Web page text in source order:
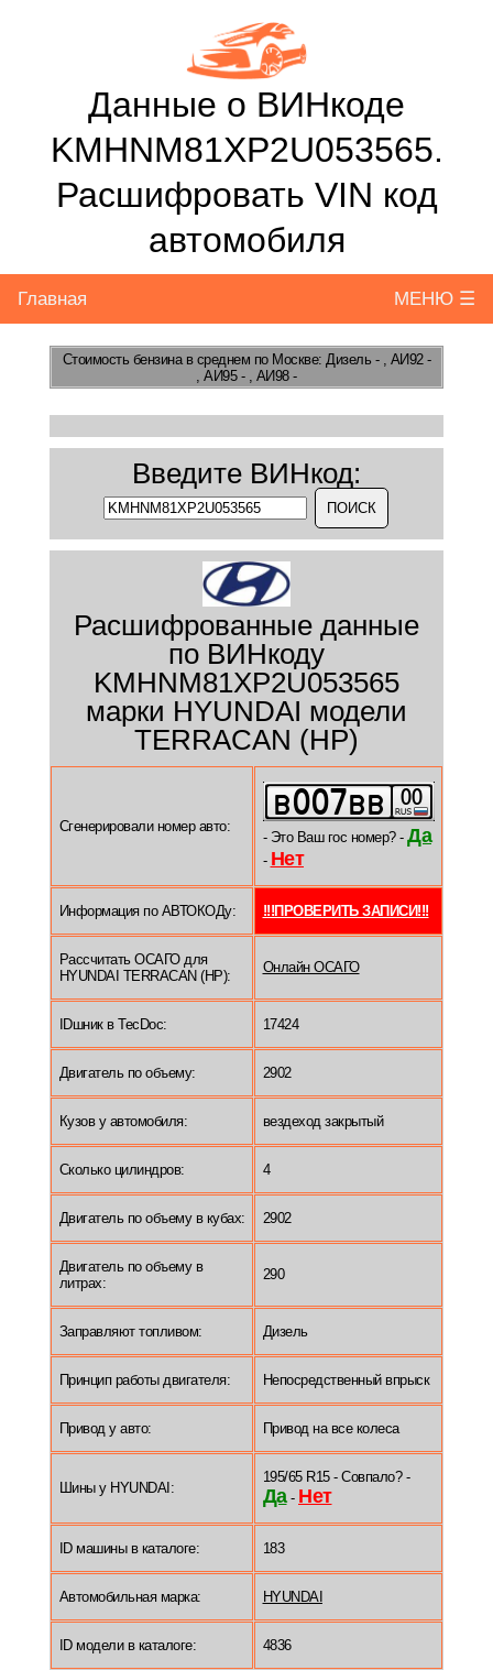
Данные о ВИНкоде
KMHNM81XP2U053565.
Расшифровать VIN код
автомобиля
Главная МЕНЮ ☰
Стоимость бензинав среднем по Москве: Дизель - , АИ92 -
, АИ95 - , АИ98 -
Введите ВИНкод:
Расшифрованные данные
по ВИНкоду
KMHNM81XP2U053565
марки HYUNDAI модели
TERRACAN (HP)
Сгенерировали номер авто:
- Это Ваш гос номер? - Да
- Нет
Информация по АВТОКОДу: !!!ПРОВЕРИТЬ ЗАПИСИ!!!
Рассчитать ОСАГО для
HYUNDAI TERRACAN (HP):
Онлайн ОСАГО
IDшник в TecDoc: 17424
Двигатель по объему: 2902
Кузов у автомобиля: вездеход закрытый
Сколько цилиндров: 4
Двигатель по объему в кубах: 2902
Двигатель по объему в
литрах:
290
Заправляют топливом: Дизель
Принцип работы двигателя: Непосредственный впрыск
Привод у авто: Привод на все колеса
Шины у HYUNDAI:
195/65 R15 - Совпало? -
Да- Нет
ID машины в каталоге: 183
Автомобильная марка: HYUNDAI
ID модели в каталоге: 4836